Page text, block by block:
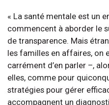
« La santé mentale est un
commencent à aborder le
de transparence. Mais
les familles en affaires, on
carrément d’en parler –,
elles, comme pour
stratégies pour gérer
accompagnent un